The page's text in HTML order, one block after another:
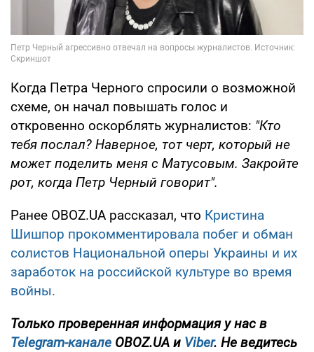
Когда Петра Черного спросили о возможной
схеме, он начал повышать голос и
откровенно оскорблять журналистов: "Кто
тебя послал? Наверное, тот черт, который не
может поделить меня с Матусовым. Закройте
рот, когда Петр Черный говорит".
Ранее OBOZ.UA рассказал, что Кристина
Шишпор прокомментировала побег и обман
солистов Национальной оперы Украины и их
заработок на российской культуре во время
войны.
Только проверенная информация у нас в
Telegram-канале OBOZ.UA и Viber. Не ведитесь